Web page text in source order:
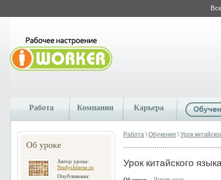
Работа Компании Карьера
Об уроке
Автор урока:
Studychinese.ru
Опубликован:
Работа \Обучение \Урок
Урок китайского